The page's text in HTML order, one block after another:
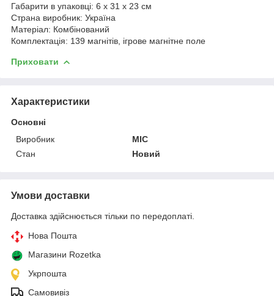
Габарити в упаковці: 6 x 31 x 23 см
Страна виробник: Україна
Матеріал: Комбінований
Комплектація: 139 магнітів, ігрове магнітне поле
Приховати
Характеристики
Основні
Виробник
MIC
Стан
Новий
Умови доставки
Доставка здійснюється тільки по передоплаті.
Нова Пошта
Магазини Rozetka
Укрпошта
Самовивіз